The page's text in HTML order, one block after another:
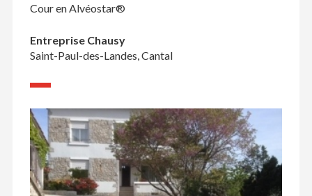
Cour en Alvéostar®
Entreprise Chausy
Saint-Paul-des-Landes, Cantal